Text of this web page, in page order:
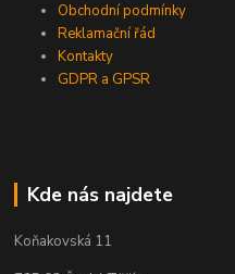
Obchodní podmínky
Reklamační řád
Kontakty
GDPR a GPSR
Kde nás najdete
Koňakovská 11